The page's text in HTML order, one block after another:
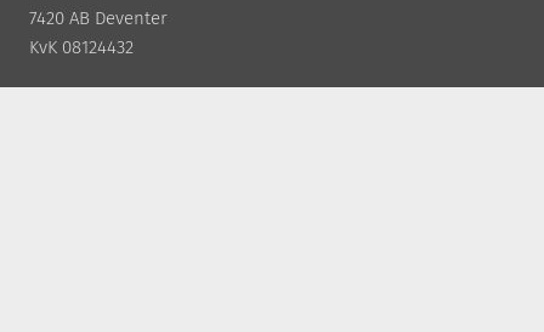
7420 AB Deventer
KvK 08124432